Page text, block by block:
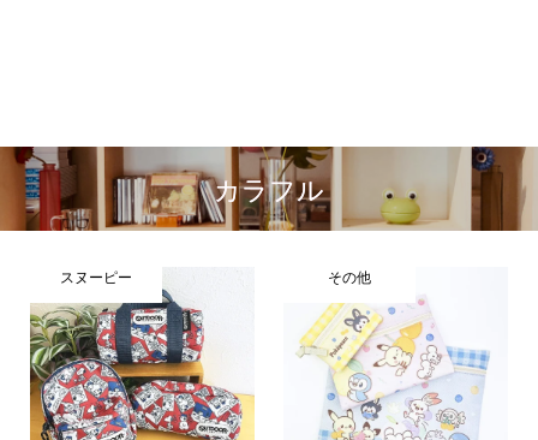
カラフル
スヌーピー その他